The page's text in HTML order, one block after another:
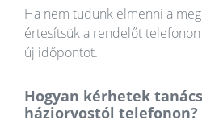
Ha nem tudunk elmenni a
értesítsük a rendelőt
új időpontot.
Hogyan kérhetek
háziorvostól telefonon?